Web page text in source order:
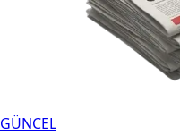
GÜNCEL